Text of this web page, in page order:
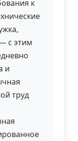
к
с этим
и
труд